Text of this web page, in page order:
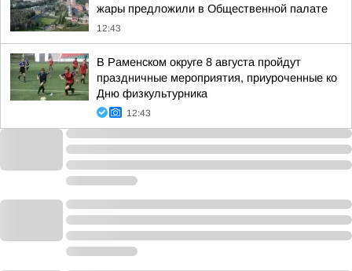
жары предложили в Общественной палате
12:43
В Раменском округе 8 августа пройдут
праздничные мероприятия, приуроченные ко
Дню физкультурника
12:43